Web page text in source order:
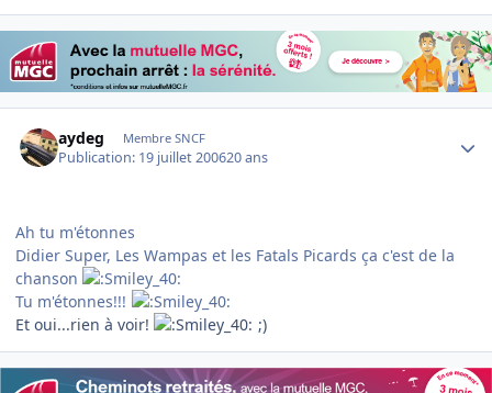
aydeg Membre SNCF
Publication: 19 juillet 200620 ans
Ah tu m'étonnes
Didier Super, Les Wampas et les Fatals Picards ça c'est de la
chanson
Tu m'étonnes!!!
Et oui...rien à voir!
;)